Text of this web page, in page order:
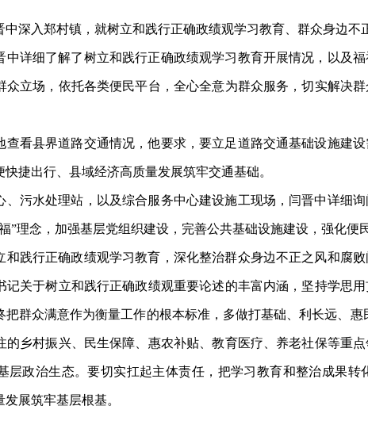
中深入郑村镇，就树立和践行正确政绩观学习教育、群众身边不
中详细了解了树立和践行正确政绩观学习教育开展情况，以及
众立场，依托各类便民平台，全心全意为群众服务，切实解决
查看县界道路交通情况，他要求，要立足道路交通基础设施建
捷出行、县域经济高质量发展筑牢交通基础。
、污水处理站，以及综合服务中心建设施工现场，闫晋中详细
”理念，加强基层党组织建设，完善公共基础设施建设，强化便
和践行正确政绩观学习教育，深化整治群众身边不正之风和腐
记关于树立和践行正确政绩观重要论述的丰富内涵，坚持学思
群众满意作为衡量工作的根本标准，多做打基础、利长远、惠
的乡村振兴、民生保障、惠农补贴、教育医疗、养老社保等重
层政治生态。要切实扛起主体责任，把学习教育和整治成果
展筑牢基层根基。